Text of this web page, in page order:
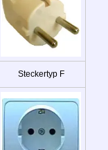
Steckertyp F